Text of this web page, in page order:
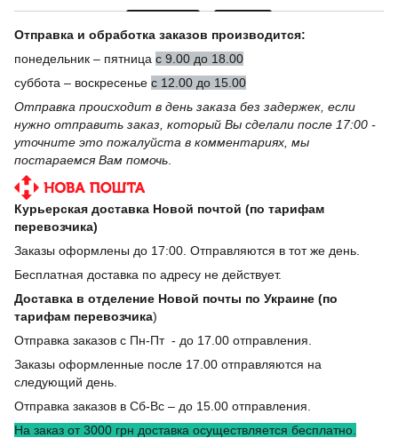
Отправка и обработка заказов производится:
понедельник – пятница с 9.00 до 18.00
суббота – воскресенье с 12.00 до 15.00
Отправка происходит в день заказа без задержек, если
нужно отправить заказ, который Вы сделали после 17:00 -
уточните это пожалуйста в комментариях, мы
постараемся Вам помочь
Курьерская доставка Новой почтой (по тарифам
перевозчика)
Заказы оформлены до 17:00. Отправляются в тот же день.
Бесплатная доставка по адресу не действует.
Доставка в отделение Новой почты по Украине (по
тарифам перевозчика)
Отправка заказов с Пн-Пт - до 17.00 отправления.
Заказы оформленные после 17.00 отправляются на
следующий день.
Отправка заказов в Сб-Вс – до 15.00 отправления.
На заказ от 3000 грн доставка осуществляется бесплатно.